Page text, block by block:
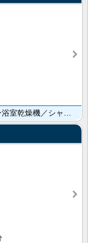
オートロック／都市ガス物件／ＴＶモニターホン浴室乾燥機／シャンプードレッサー／２口ガスコンロ／洗浄便･･･